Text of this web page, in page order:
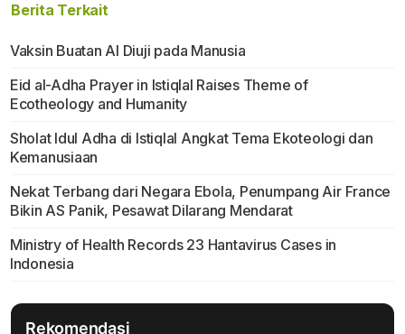
Berita Terkait
Vaksin Buatan Al Diuji pada Manusia
Eid al-Adha Prayer in Istiqlal Raises Theme of
Ecotheology and Humanity
Sholat Idul Adha di Istiqlal Angkat Tema Ekoteologi dan
Kemanusiaan
Nekat Terbang dari Negara Ebola, Penumpang Air France
Bikin AS Panik, Pesawat Dilarang Mendarat
Ministry of Health Records 23 Hantavirus Cases in
Indonesia
Rekomendasi